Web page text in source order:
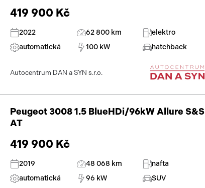
419 900 Kč
2022 62 800 km
elektro
automatická
100 kW hatchback
Autocentrum DAN a SYN s.r.o.
Peugeot 3008 1.5 BlueHDi/96kW Allure S&S
AT
419 900 Kč
2019 48 068 km
nafta
automatická
96 kW SUV